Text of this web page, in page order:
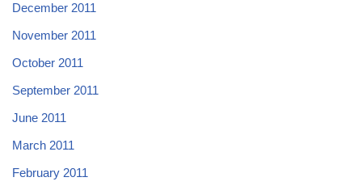
December 2011
November 2011
October 2011
September 2011
June 2011
March 2011
February 2011